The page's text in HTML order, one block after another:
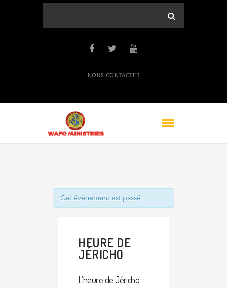
NOUS CONTACTER
Cet évènement est passé
HEURE DE
JÉRICHO
L’heure de Jéricho